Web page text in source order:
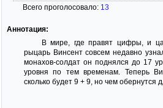
Всего проголосовало: 13
Аннотация:
В мире, где правят цифры, и
рыцарь Винсент совсем недавно
монахов-солдат он поднялся до 17
уровня по тем временам. Теперь
сколько будет 9 + 9, но чем обернутся